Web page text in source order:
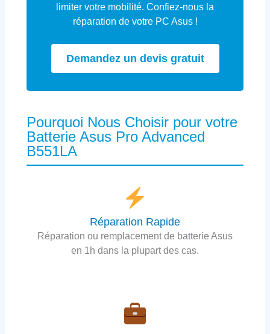
limiter votre mobilité. Confiez-nous la
réparation de votre PC Asus !
Demandez un devis gratuit
Pourquoi Nous Choisir pour votre
Batterie Asus Pro Advanced
B551LA
Réparation Rapide
Réparation ou remplacement de batterie Asus
en 1h dans la plupart des cas.